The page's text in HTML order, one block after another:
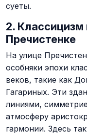
суеты.
2. Классицизм
Пречистенке
На улице
особняки эпохи
веков, такие как
Гагариных. Эти
линиями,
атмосферу
гармонии. Здесь